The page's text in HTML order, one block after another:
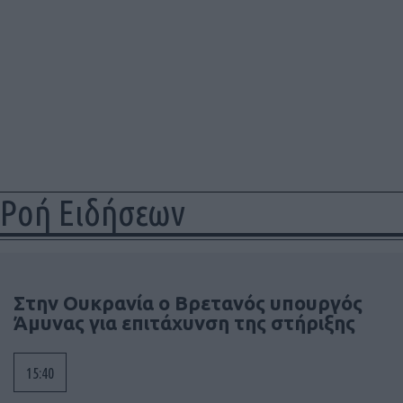
Ροή Ειδήσεων
Στην Ουκρανία ο Βρετανός υπουργός
Άμυνας για επιτάχυνση της στήριξης
15:40